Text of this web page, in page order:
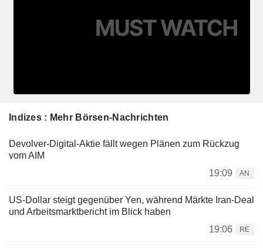
Indizes : Mehr Börsen-Nachrichten
Devolver-Digital-Aktie fällt wegen Plänen zum Rückzug
vom AIM
19:09
AN
US-Dollar steigt gegenüber Yen, während Märkte Iran-Deal
und Arbeitsmarktbericht im Blick haben
19:06
RE